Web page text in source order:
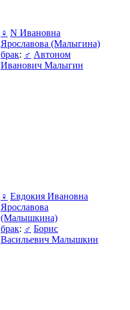
♀ N Ивановна
Ярославова (Малыгина)
брак: ♂ Автоном
Иванович Малыгин
♀ Евдокия Ивановна
Ярославова
(Малышкина)
брак: ♂ Борис
Васильевич Малышкин